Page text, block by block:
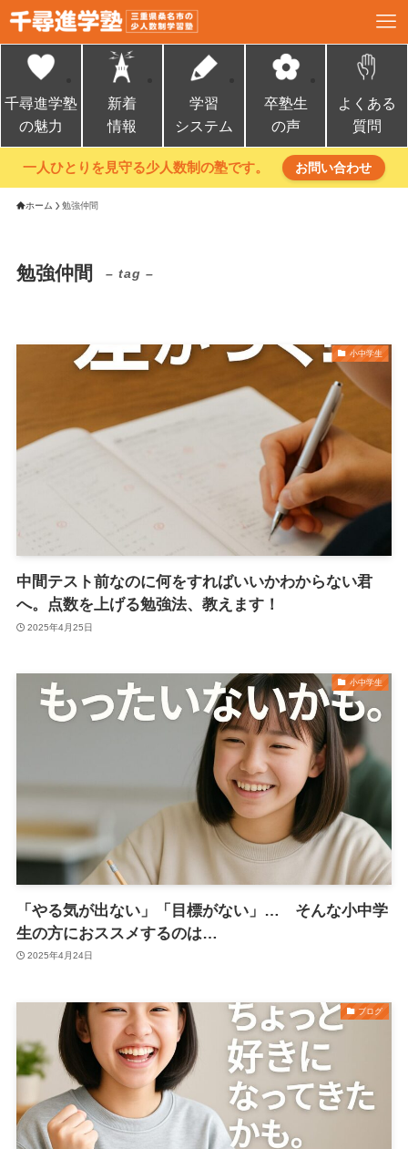
千尋進学塾
の魅力
新着
情報
学習
システム
卒塾生
の声
よくある
質問
一人ひとりを見守る少人数制の塾です。 お問い合わせ
ホーム 勉強仲間
勉強仲間 – tag –
小中学生
中間テスト前なのに何をすればいいかわからない君
へ。点数を上げる勉強法、教えます！
2025年4月25日
小中学生
「やる気が出ない」「目標がない」… そんな小中学
生の方におススメするのは…
2025年4月24日
ブログ